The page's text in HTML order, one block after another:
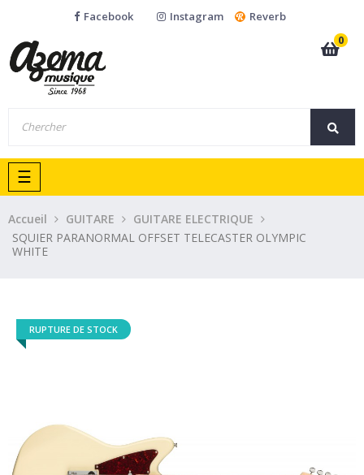
Facebook Instagram
Reverb
0
Basculer
la
navigation
☰
Accueil GUITARE
GUITARE ELECTRIQUE
SQUIER PARANORMAL OFFSET TELECASTER OLYMPIC
WHITE
RUPTURE DE STOCK